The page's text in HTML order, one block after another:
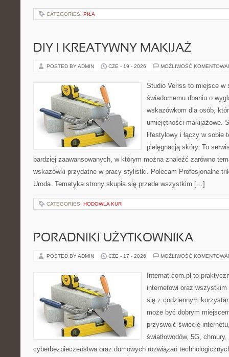
CATEGORIES: PIŁA
DIY I KREATYWNY MAKIJAŻ
POSTED BY ADMIN CZE - 19 - 2026 MOŻLIWOŚĆ
Studio Veriss to miejsce w
świadomemu dbaniu o
wskazówkom dla osób,
umiejętności makijażowe.
lifestylowy i łączy w sobie
pielęgnacją skóry. To
bardziej zaawansowanych, w którym można znaleźć zarówno
wskazówki przydatne w pracy stylistki. Polecam Profesjonalne
Uroda. Tematyka strony skupia się przede wszystkim […]
CATEGORIES: HODOWLA KUR
PORADNIKI UŻYTKOWNIKA
POSTED BY ADMIN CZE - 17 - 2026 MOŻLIWOŚĆ
Internat.com.pl to
internetowi oraz
się z codziennym
może być dobrym
przyswoić świecie
światłowodów, 5G,
cyberbezpieczeństwa oraz domowych rozwiązań